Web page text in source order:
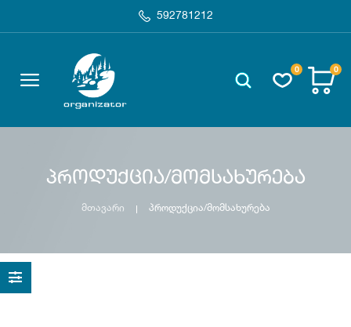
592781212
0 0
პროდუქცია/მომსახურება
მთავარი პროდუქცია/მომსახურება